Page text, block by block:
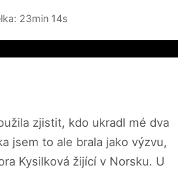
23min 14s
zjistit, kdo ukradl mé dva
jsem to ale brala jako výzvu,
Kysilková žijící v Norsku. U